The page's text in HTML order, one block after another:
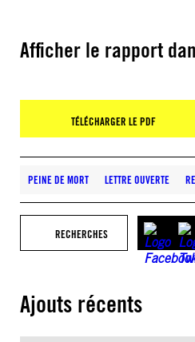
Afficher le rapport
TÉLÉCHARGER LE PDF
PEINE DE MORT LETTRE OUVERTE
RECHERCHES
Ajouts récents